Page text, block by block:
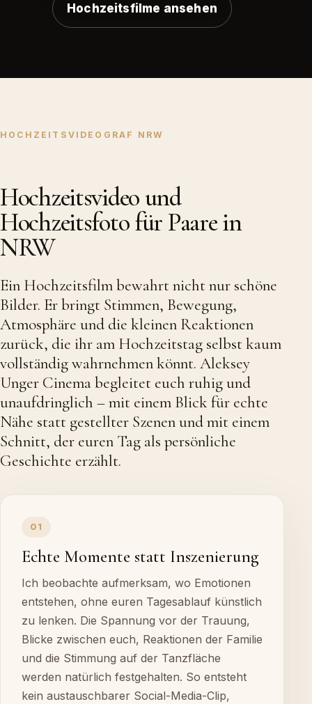
Hochzeitsfilme ansehen
HOCHZEITSVIDEOGRAF NRW
Hochzeitsvideo und
Hochzeitsfoto für Paare in
NRW
Ein Hochzeitsfilm bewahrt nicht nur schöne
Bilder. Er bringt Stimmen, Bewegung,
Atmosphäre und die kleinen Reaktionen
zurück, die ihr am Hochzeitstag selbst kaum
vollständig wahrnehmen könnt. Aleksey
Unger Cinema begleitet euch ruhig und
unaufdringlich – mit einem Blick für echte
Nähe statt gestellter Szenen und mit einem
Schnitt, der euren Tag als persönliche
Geschichte erzählt.
01
Echte Momente statt Inszenierung
Ich beobachte aufmerksam, wo Emotionen
entstehen, ohne euren Tagesablauf künstlich
zu lenken. Die Spannung vor der Trauung,
Blicke zwischen euch, Reaktionen der Familie
und die Stimmung auf der Tanzfläche
werden natürlich festgehalten. So entsteht
kein austauschbarer Social-Media-Clip,